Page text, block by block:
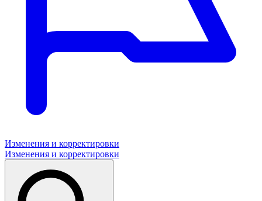
Изменения и корректировки
Изменения и корректировки